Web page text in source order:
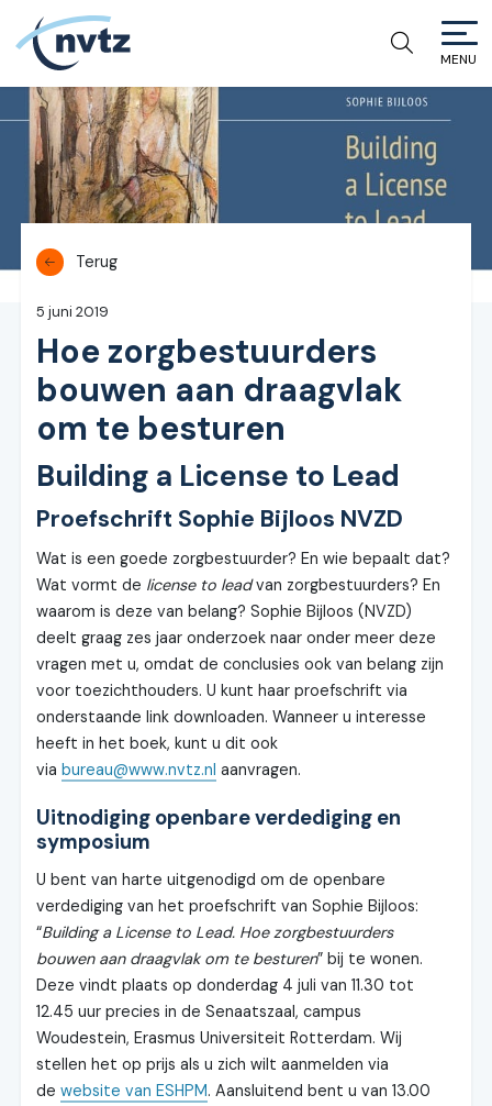
NVTZ
MENU
Terug
5 juni 2019
Hoe zorgbestuurders
bouwen aan draagvlak
om te besturen
Building a License to Lead
Proefschrift Sophie Bijloos NVZD
Wat is een goede zorgbestuurder? En wie bepaalt dat?
Wat vormt de license to leadvan zorgbestuurders? En
waarom is deze van belang? Sophie Bijloos (NVZD)
deelt graag zes jaar onderzoek naar onder meer deze
vragen met u, omdat de conclusies ook van belang zijn
voor toezichthouders. U kunt haar proefschrift via
onderstaande link downloaden. Wanneer u interesse
heeft in het boek, kunt u dit ook
viabureau@www.nvtz.nl aanvragen.
Uitnodiging openbare verdediging en
symposium
U bent van harte uitgenodigd om de openbare
verdediging van het proefschrift van Sophie Bijloos:
“Building a License to Lead. Hoe zorgbestuurders
bouwen aan draagvlak om te besturen” bij te wonen.
Deze vindt plaats op donderdag 4 juli van 11.30 tot
12.45 uur precies in de Senaatszaal, campus
Woudestein, Erasmus Universiteit Rotterdam. Wij
stellen het op prijs als u zich wilt aanmelden via
dewebsite van ESHPM. Aansluitend bent u van 13.00